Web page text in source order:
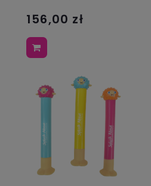
156,00 zł